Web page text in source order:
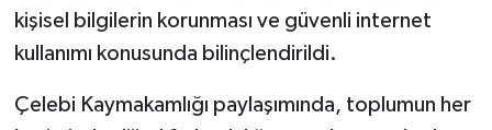
kişisel bilgilerin korunması ve güvenli internet
kullanımı konusunda bilinçlendirildi.
Çelebi Kaymakamlığı paylaşımında, toplumun her